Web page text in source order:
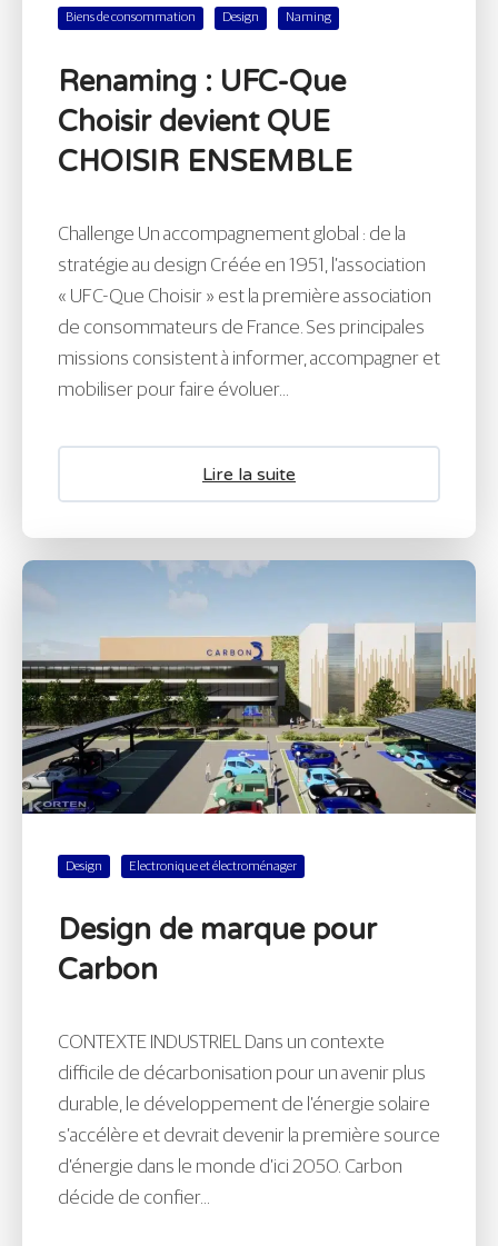
Biens de consommation Design Naming
Renaming : UFC-Que
Choisir devient QUE
CHOISIR ENSEMBLE
Challenge Un accompagnement global : de la
stratégie au design Créée en 1951, l’association
« UFC-Que Choisir » est la première association
de consommateurs de France. Ses principales
missions consistent à informer, accompagner et
mobiliser pour faire évoluer...
Lire la suite
Design Electronique et électroménager
Design de marque pour
Carbon
CONTEXTE INDUSTRIEL Dans un contexte
difficile de décarbonisation pour un avenir plus
durable, le développement de l’énergie solaire
s’accélère et devrait devenir la première source
d’énergie dans le monde d’ici 2050. Carbon
décide de confier...